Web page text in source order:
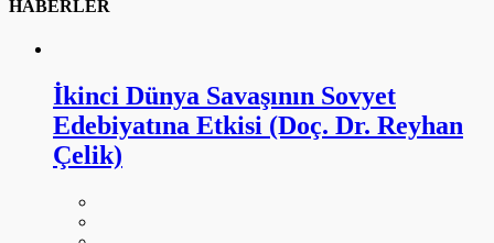
HABERLER
İkinci Dünya Savaşının Sovyet
Edebiyatına Etkisi (Doç. Dr. Reyhan
Çelik)